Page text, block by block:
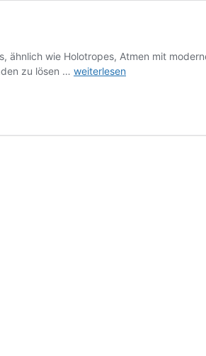
wie Holotropes, Atmen mit
zu lösen … Stressless
weiterlesen